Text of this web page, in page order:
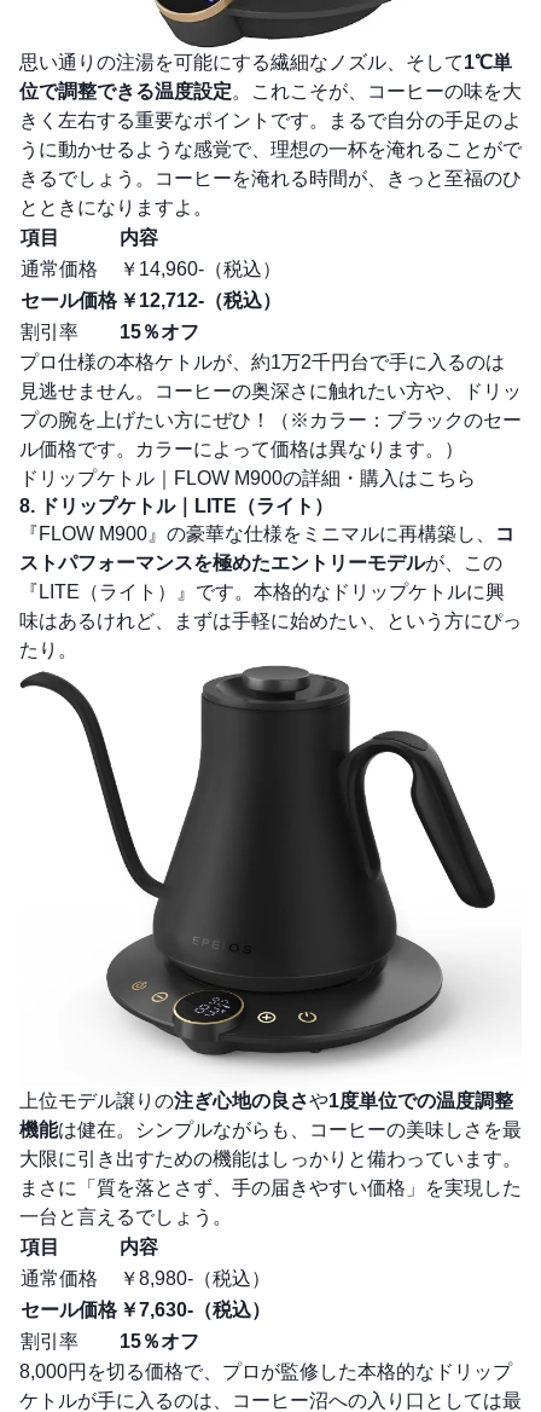
思い通りの注湯を可能にする繊細なノズル、そして1℃単
位で調整できる温度設定。これこそが、コーヒーの味を大
きく左右する重要なポイントです。まるで自分の手足のよ
うに動かせるような感覚で、理想の一杯を淹れることがで
きるでしょう。コーヒーを淹れる時間が、きっと至福のひ
とときになりますよ。
項目
内容
通常価格
￥14,960-（税込）
セール価格 ￥12,712-（税込）
割引率
15％オフ
プロ仕様の本格ケトルが、約1万2千円台で手に入るのは
見逃せません。コーヒーの奥深さに触れたい方や、ドリッ
プの腕を上げたい方にぜひ！（※カラー：ブラックのセー
ル価格です。カラーによって価格は異なります。）
ドリップケトル｜FLOW M900の詳細・購入はこちら
8. ドリップケトル｜LITE（ライト）
『FLOW M900』の豪華な仕様をミニマルに再構築し、
コ
ストパフォーマンスを極めたエントリーモデルが、この
『LITE（ライト）』です。本格的なドリップケトルに興
味はあるけれど、まずは手軽に始めたい、という方にぴっ
たり。
上位モデル譲りの注ぎ心地の良さや1度単位での温度調整
機能は健在。シンプルながらも、コーヒーの美味しさを最
大限に引き出すための機能はしっかりと備わっています。
まさに「質を落とさず、手の届きやすい価格」を実現した
一台と言えるでしょう。
項目
内容
通常価格
￥8,980-（税込）
セール価格 ￥7,630-（税込）
割引率
15％オフ
8,000円を切る価格で、プロが監修した本格的なドリップ
ケトルが手に入るのは、コーヒー沼への入り口としては最